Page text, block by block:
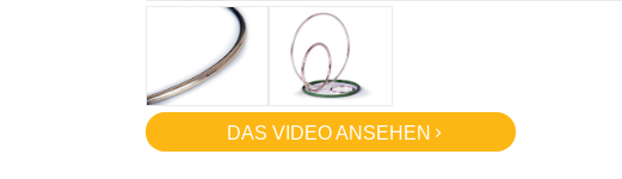
DAS VIDEO ANSEHEN